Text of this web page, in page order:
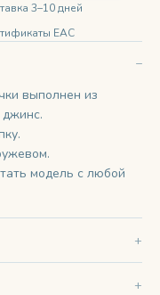
3–10 дней
ЕАС
выполнен из
модель с любой